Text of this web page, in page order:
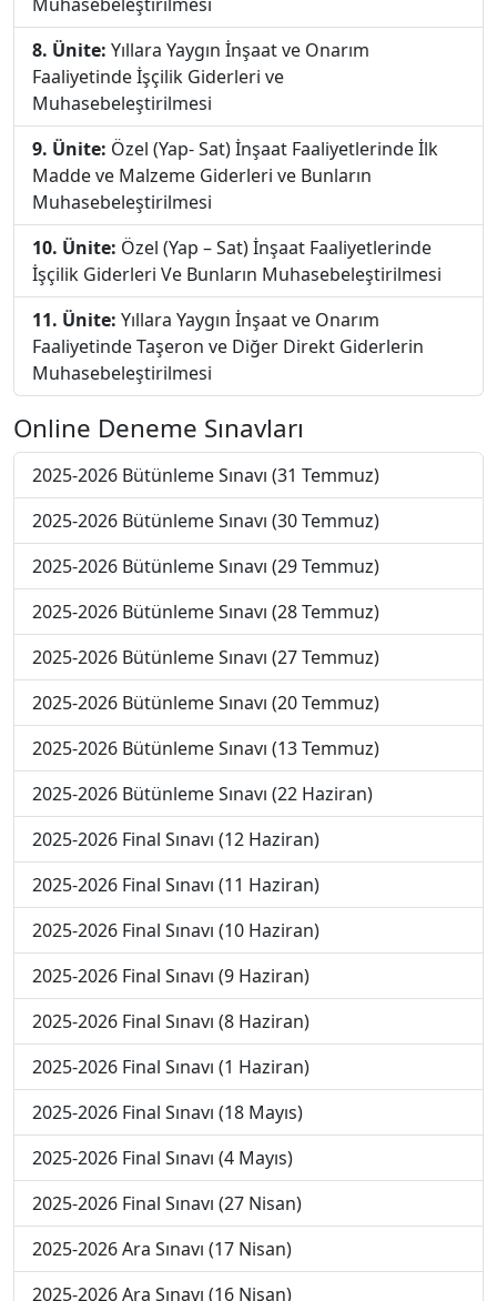
8. Ünite: Yıllara Yaygın İnşaat ve Onarım
Faaliyetinde İşçilik Giderleri ve
Muhasebeleştirilmesi
9. Ünite: Özel (Yap- Sat) İnşaat Faaliyetlerinde İlk
Madde ve Malzeme Giderleri ve Bunların
Muhasebeleştirilmesi
10. Ünite: Özel (Yap – Sat) İnşaat Faaliyetlerinde
İşçilik Giderleri Ve Bunların Muhasebeleştirilmesi
11. Ünite: Yıllara Yaygın İnşaat ve Onarım
Faaliyetinde Taşeron ve Diğer Direkt Giderlerin
Muhasebeleştirilmesi
Online Deneme Sınavları
2025-2026 Bütünleme Sınavı (31 Temmuz)
2025-2026 Bütünleme Sınavı (30 Temmuz)
2025-2026 Bütünleme Sınavı (29 Temmuz)
2025-2026 Bütünleme Sınavı (28 Temmuz)
2025-2026 Bütünleme Sınavı (27 Temmuz)
2025-2026 Bütünleme Sınavı (20 Temmuz)
2025-2026 Bütünleme Sınavı (13 Temmuz)
2025-2026 Bütünleme Sınavı (22 Haziran)
2025-2026 Final Sınavı (12 Haziran)
2025-2026 Final Sınavı (11 Haziran)
2025-2026 Final Sınavı (10 Haziran)
2025-2026 Final Sınavı (9 Haziran)
2025-2026 Final Sınavı (8 Haziran)
2025-2026 Final Sınavı (1 Haziran)
2025-2026 Final Sınavı (18 Mayıs)
2025-2026 Final Sınavı (4 Mayıs)
2025-2026 Final Sınavı (27 Nisan)
2025-2026 Ara Sınavı (17 Nisan)
2025-2026 Ara Sınavı (16 Nisan)